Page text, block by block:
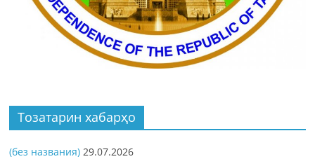
Тозатарин хабарҳо
(без названия) 29.07.2026